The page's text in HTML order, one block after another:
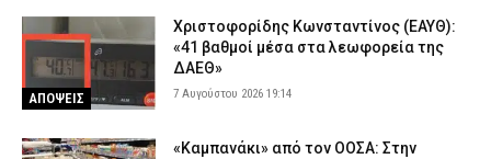
ΑΠΟΨΕΙΣ
Χριστοφορίδης Κωνσταντίνος (ΕΑΥΘ):
«41 βαθμοί μέσα στα λεωφορεία της
ΔΑΕΘ»
7 Αυγούστου 2026 19:14
«Καμπανάκι» από τον ΟΟΣΑ: Στην